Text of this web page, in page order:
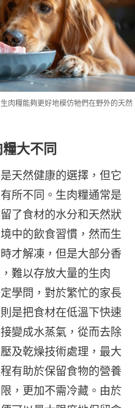
肉糧能夠更好地模仿牠們在野外的天然
大不同
天然健康的選擇，但它
所不同。生肉糧通常是
了食材的水分和天然狀
中的飲食習慣，然而生
才解凍，但是大部分香
難以存放大量的生肉
學問，對於繁忙的家長
是把食材在低溫下快速
變成水蒸氣，從而去除
及乾燥技術處理，最大
有助於保留食物的營養
，更加不需冷藏。由於